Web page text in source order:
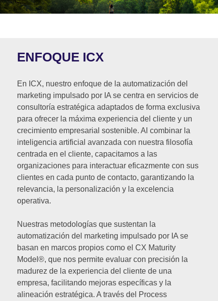
ENFOQUE ICX
En ICX, nuestro enfoque de la automatización del
marketing impulsado por IA se centra en servicios de
consultoría estratégica adaptados de forma exclusiva
para ofrecer la máxima experiencia del cliente y un
crecimiento empresarial sostenible. Al combinar la
inteligencia artificial avanzada con nuestra filosofía
centrada en el cliente, capacitamos a las
organizaciones para interactuar eficazmente con sus
clientes en cada punto de contacto, garantizando la
relevancia, la personalización y la excelencia
operativa.
Nuestras metodologías que sustentan la
automatización del marketing impulsado por IA se
basan en marcos propios como el CX Maturity
Model®, que nos permite evaluar con precisión la
madurez de la experiencia del cliente de una
empresa, facilitando mejoras específicas y la
alineación estratégica. A través del Process